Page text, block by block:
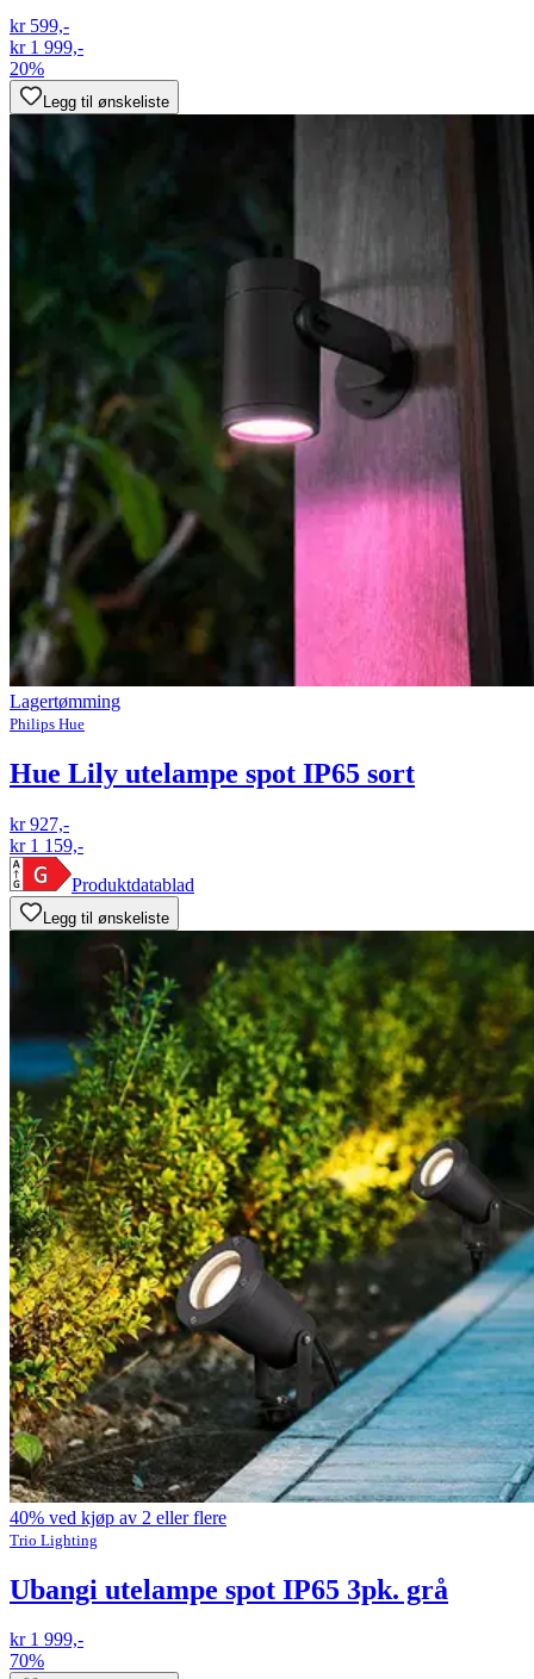
kr 599,-
kr 1 999,-
20%
Legg til ønskeliste
Lagertømming
Philips Hue
Hue Lily utelampe spot IP65 sort
kr 927,-
kr 1 159,-
Produktdatablad
Legg til ønskeliste
40% ved kjøp av 2 eller flere
Trio Lighting
Ubangi utelampe spot IP65 3pk. grå
kr 1 999,-
70%